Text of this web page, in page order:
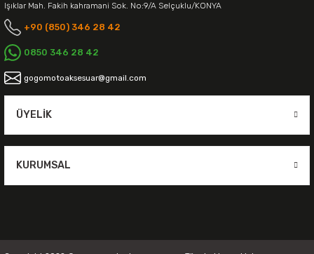
Işıklar Mah. Fakih kahramani Sok. No:9/A Selçuklu/KONYA
+90 (850) 346 28 42
0850 346 28 42
gogomotoaksesuar@gmail.com
ÜYELIK
KURUMSAL